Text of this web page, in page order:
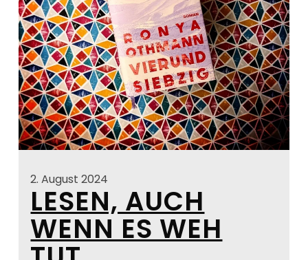
2. August 2024
LESEN, AUCH
WENN ES WEH